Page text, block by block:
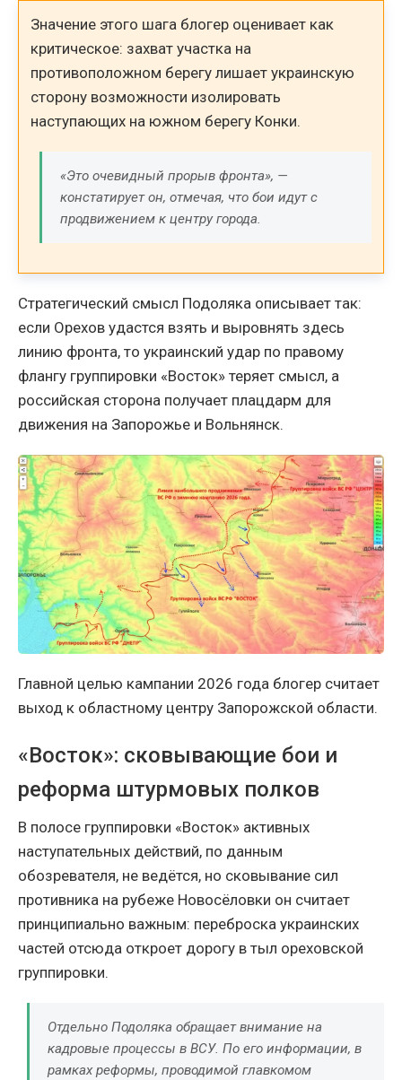
Значение этого шага блогер оценивает как
критическое: захват участка на
противоположном берегу лишает украинскую
сторону возможности изолировать
наступающих на южном берегу Конки.
«Это очевидный прорыв фронта», —
констатирует он, отмечая, что бои идут с
продвижением к центру города.
Стратегический смысл Подоляка описывает так:
если Орехов удастся взять и выровнять здесь
линию фронта, то украинский удар по правому
флангу группировки «Восток» теряет смысл, а
российская сторона получает плацдарм для
движения на Запорожье и Вольнянск.
Главной целью кампании 2026 года блогер считает
выход к областному центру Запорожской области.
«Восток»: сковывающие бои и
реформа штурмовых полков
В полосе группировки «Восток» активных
наступательных действий, по данным
обозревателя, не ведётся, но сковывание сил
противника на рубеже Новосёловки он считает
принципиально важным: переброска украинских
частей отсюда откроет дорогу в тыл ореховской
группировки.
Отдельно Подоляка обращает внимание на
кадровые процессы в ВСУ. По его информации, в
рамках реформы, проводимой главкомом